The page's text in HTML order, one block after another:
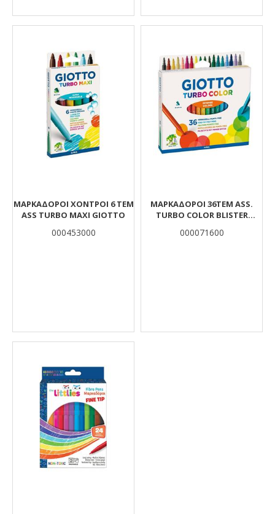
ΜΑΡΚΑΔΟΡΟΙ ΧΟΝΤΡΟΙ 6 ΤΕΜ
ASS TURBO MAXI GIOTTO
000453000
ΜΑΡΚΑΔΟPΟΙ 36ΤΕΜ ASS.
TURBO COLOR BLISTER
000071600